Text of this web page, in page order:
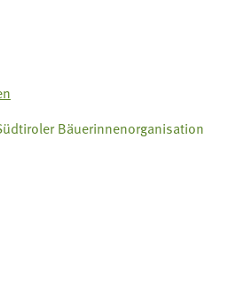
Bäuerinnenorganisation